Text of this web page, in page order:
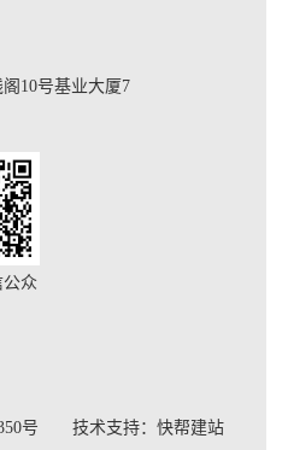
10号基业大厦7
公众
号
技术支持：快帮建站